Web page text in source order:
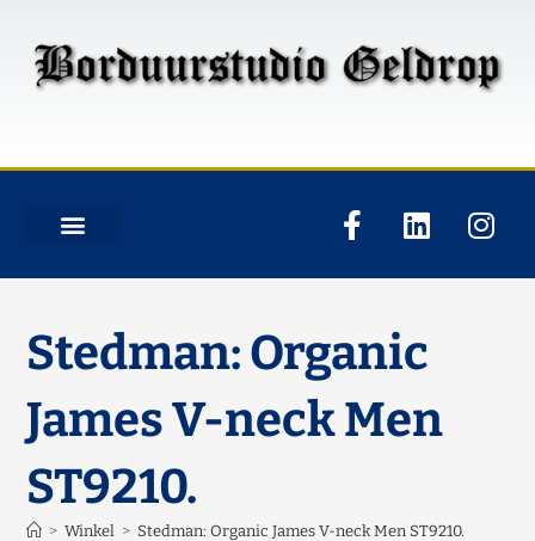
Stedman: Organic
James V-neck Men
ST9210.
> Winkel > Stedman: Organic James V-neck Men ST9210.